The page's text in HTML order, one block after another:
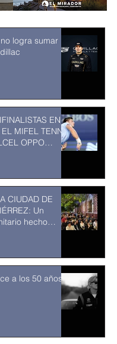
logra sumar
EN
MIFEL TENNIS
OPPO
CIUDAD DE
Un
hecho
a los 50 años